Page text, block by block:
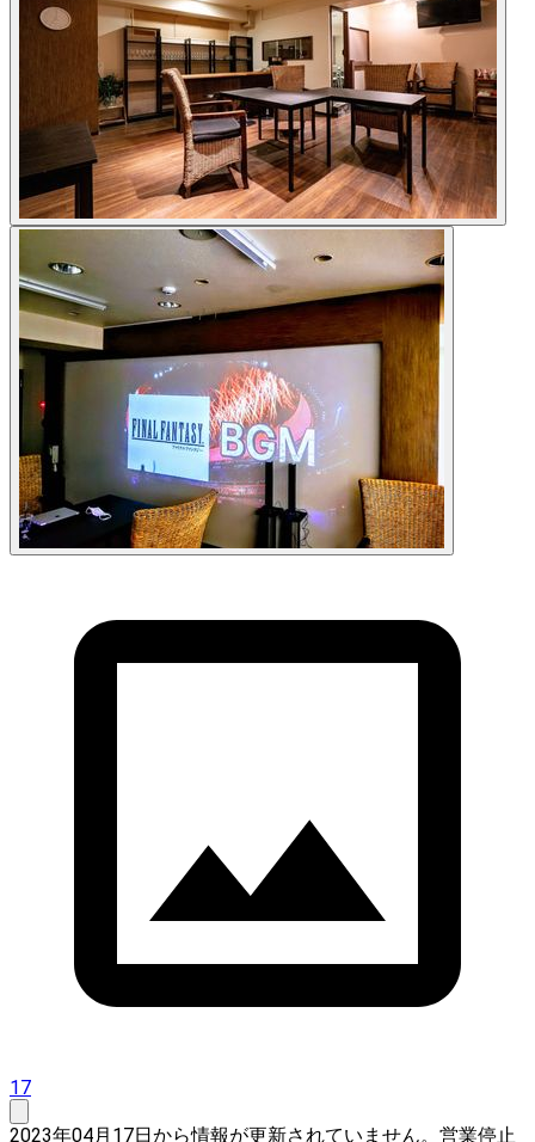
17
2023年04月17日から情報が更新されていません。営業停止